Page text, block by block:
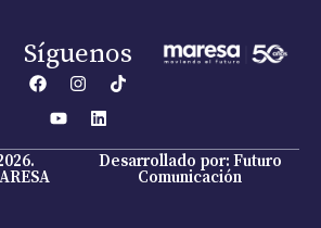
Síguenos
Desarrollado por: Futuro
Comunicación